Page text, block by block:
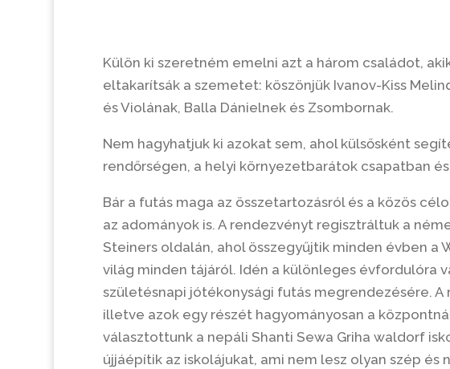
Külön ki szeretném emelni azt a három családot,
eltakarítsák a szemetet: köszönjük Ivanov-Kiss
és Violának, Balla Dánielnek és Zsombornak.
Nem hagyhatjuk ki azokat sem, ahol külsősként
rendőrségen, a helyi környezetbarátok csapatban
Bár a futás maga az összetartozásról és a közös
az adományok is. A rendezvényt regisztráltuk a
Steiners oldalán, ahol összegyűjtik minden évben a
világ minden tájáról. Idén a különleges évfordulóra
születésnapi jótékonysági futás megrendezésére.
illetve azok egy részét hagyományosan a
választottunk a nepáli Shanti Sewa Griha waldorf
újjáépítik az iskolájukat, ami nem lesz olyan szép